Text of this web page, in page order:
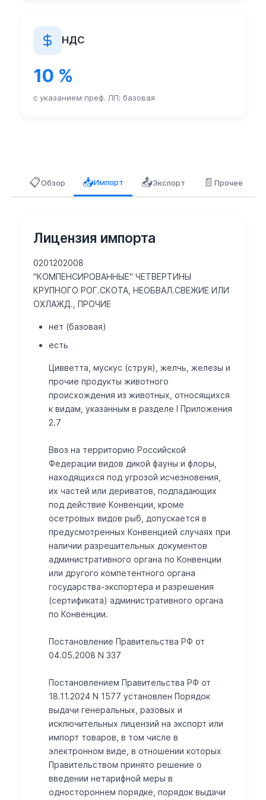
НДС
10 %
с указанием преф. ЛП; базовая
📋Обзор 📥Импорт 📤Экспорт 📄Прочее
Лицензия импорта
0201202008
"КОМПЕНСИРОВАННЫЕ" ЧЕТВЕРТИНЫ
КРУПНОГО РОГ.СКОТА, НЕОБВАЛ.СВЕЖИЕ ИЛИ
ОХЛАЖД., ПРОЧИЕ
нет (базовая)
есть
Цивветта, мускус (струя), желчь, железы и
прочие продукты животного
происхождения из животных, относящихся
к видам, указанным в разделе I Приложения
2.7
Ввоз на территорию Российской
Федерации видов дикой фауны и флоры,
находящихся под угрозой исчезновения,
их частей или дериватов, подпадающих
под действие Конвенции, кроме
осетровых видов рыб, допускается в
предусмотренных Конвенцией случаях при
наличии разрешительных документов
административного органа по Конвенции
или другого компетентного органа
государства-экспортера и разрешения
(сертификата) административного органа
по Конвенции.
Постановление Правительства РФ от
04.05.2008 N 337
Постановлением Правительства РФ от
18.11.2024 N 1577 установлен Порядок
выдачи генеральных, разовых и
исключительных лицензий на экспорт или
импорт товаров, в том числе в
электронном виде, в отношении которых
Правительством принято решение о
введении нетарифной меры в
одностороннем порядке, порядок выдачи